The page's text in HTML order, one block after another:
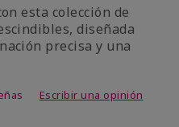
esta colección de
diseñada
precisa y una
de 5
Escribir una opinión